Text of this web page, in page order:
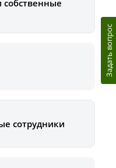
сотрудники
Задать вопрос